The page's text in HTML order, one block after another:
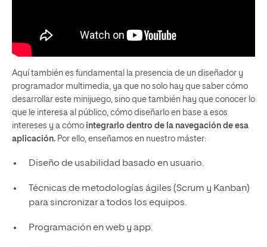
Aquí también es fundamental la presencia de un diseñador y
programador multimedia, ya que no solo hay que saber cómo
desarrollar este minijuego, sino que también hay que conocer lo
que le interesa al público, cómo diseñarlo en base a esos
intereses y a cómo integrarlo dentro de la navegación de esa
aplicación. Por ello, enseñamos en nuestro máster:
Diseño de usabilidad basado en usuario.
Técnicas de metodologías ágiles (Scrum y Kanban)
para sincronizar a todos los equipos.
Programación en web y app.